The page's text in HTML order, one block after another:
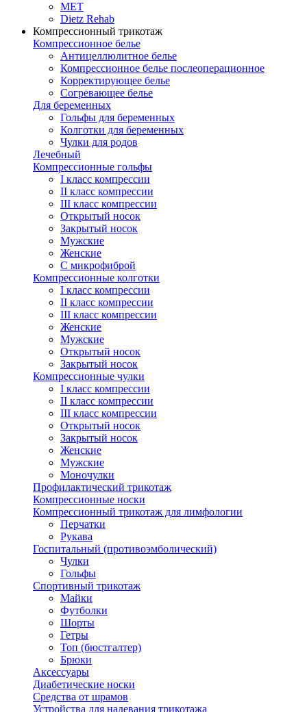
МЕТ
Dietz Rehab
Компрессионный трикотаж
Компрессионное белье
Антицеллюлитное белье
Компрессионное белье послеоперационное
Корректирующее белье
Согревающее белье
Для беременных
Гольфы для беременных
Колготки для беременных
Чулки для родов
Лечебный
Компрессионные гольфы
I класс компрессии
II класс компрессии
III класс компрессии
Открытый носок
Закрытый носок
Мужские
Женские
С микрофиброй
Компрессионные колготки
I класс компрессии
II класс компрессии
III класс компрессии
Женские
Мужские
Открытый носок
Закрытый носок
Компрессионные чулки
I класс компрессии
II класс компрессии
III класс компрессии
Открытый носок
Закрытый носок
Женские
Мужские
Моночулки
Профилактический трикотаж
Компрессионные носки
Компрессионный трикотаж для лимфологии
Перчатки
Рукава
Госпитальный (противоэмболический)
Чулки
Гольфы
Спортивный трикотаж
Майки
Футболки
Шорты
Гетры
Топ (бюстгалтер)
Брюки
Аксессуары
Диабетические носки
Средства от шрамов
Устройства для надевания трикотажа